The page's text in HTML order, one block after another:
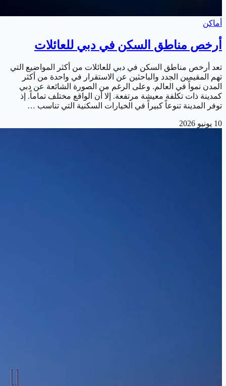
أماكن
أرخص مناطق السكن في دبي للعائلات
تعد أرخص مناطق السكن في دبي للعائلات من أكثر المواضيع التي
تهم المقيمين الجدد والباحثين عن الاستقرار في واحدة من أكثر
المدن نمواً في العالم. وعلى الرغم من الصورة الشائعة عن دبي
كمدينة ذات تكلفة معيشة مرتفعة. إلا أن الواقع مختلف تماماً. إذ
توفر المدينة تنوعاً كبيراً في الخيارات السكنية التي تناسب …
10 يونيو 2026